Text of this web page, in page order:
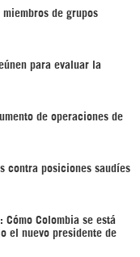
miembros de grupos
para evaluar la
de operaciones de
contra posiciones saudíes
Cómo Colombia se está
el nuevo presidente de